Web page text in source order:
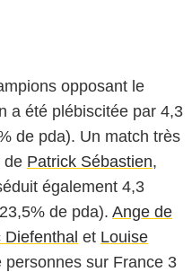
opposant le
a été plébiscitée par 4,3
de pda). Un match très
de Patrick Sébastien,
également 4,3
de pda). Ange de
Diefenthal et Louise
personnes sur France 3